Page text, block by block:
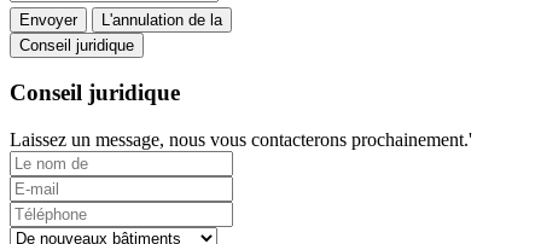
Envoyer
L'annulation de la
Conseil juridique
Conseil juridique
Laissez un message, nous vous contacterons prochainement.'